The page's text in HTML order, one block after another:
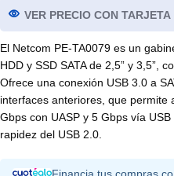
VER PRECIO CON TARJETA
El Netcom PE-TA0079 es un
HDD y SSD SATA de 2,5” y 3,5”,
Ofrece una conexión USB 3.0 a
interfaces anteriores, que permite
Gbps con UASP y 5 Gbps vía
rapidez del USB 2.0.